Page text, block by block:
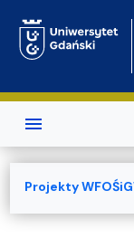
Projekty